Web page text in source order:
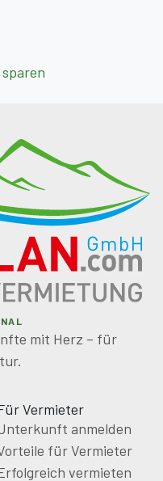
mit Herz – für
Vermieter
anmelden
für Vermieter
vermieten